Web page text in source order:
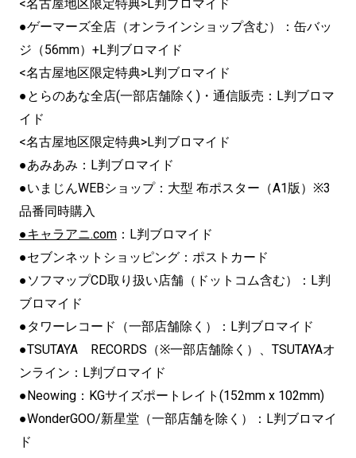
<名古屋地区限定特典>L判ブロマイド
●ゲーマーズ全店（オンラインショップ含む）：缶バッ
ジ（56mm）+L判ブロマイド
<名古屋地区限定特典>L判ブロマイド
●とらのあな全店(一部店舗除く)・通信販売：L判ブロマ
イド
<名古屋地区限定特典>L判ブロマイド
●あみあみ：L判ブロマイド
●いまじんWEBショップ：大型 布ポスター（A1版）※3
品番同時購入
●キャラアニ.com ：L判ブロマイド
●セブンネットショッピング：ポストカード
●ソフマップCD取り扱い店舗（ドットコム含む）：L判
ブロマイド
●タワーレコード（一部店舗除く）：L判ブロマイド
●TSUTAYA RECORDS（※一部店舗除く）、TSUTAYAオ
ンライン：L判ブロマイド
●Neowing：KGサイズポートレイト(152mm x 102mm)
●WonderGOO/新星堂（一部店舗を除く）：L判ブロマイ
ド